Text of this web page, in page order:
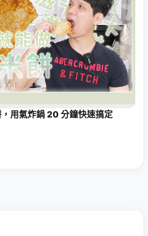
用氣炸鍋 20 分鐘快速搞定